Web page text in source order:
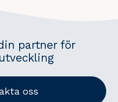
partner för
oss